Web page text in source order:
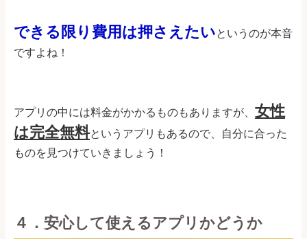
できる限り費用は押さえたいというのが本音
ですよね！
アプリの中には料金がかかるものもありますが、 女性
は完全無料というアプリもあるので、自分に合った
ものを見つけていきましょう！
４．安心して使えるアプリかどうか